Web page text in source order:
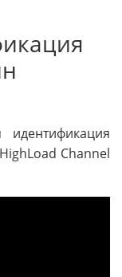
Channel